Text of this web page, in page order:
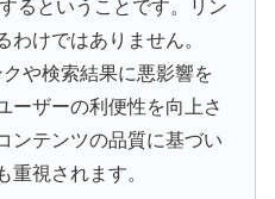
るということです。リン
わけではありません。
や検索結果に悪影響を
ーザーの利便性を向上さ
ンテンツの品質に基づい
重視されます。